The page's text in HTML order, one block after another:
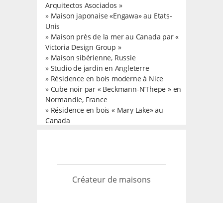
Arquitectos Asociados »
» Maison japonaise «Engawa» au Etats-
Unis
» Maison près de la mer au Canada par «
Victoria Design Group »
» Maison sibérienne, Russie
» Studio de jardin en Angleterre
» Résidence en bois moderne à Nice
» Cube noir par « Beckmann-N’Thepe » en
Normandie, France
» Résidence en bois « Mary Lake» au
Canada
Créateur de maisons